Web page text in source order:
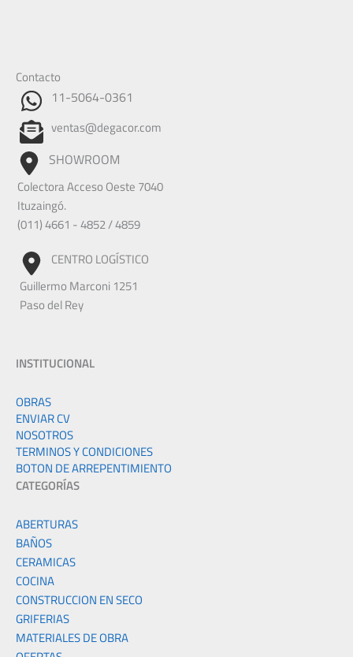
Contacto
11-5064-0361
ventas@degacor.com
SHOWROOM
Colectora Acceso Oeste 7040
Ituzaingó.
(011) 4661 - 4852 / 4859
CENTRO LOGÍSTICO
Guillermo Marconi 1251
Paso del Rey
INSTITUCIONAL
OBRAS
ENVIAR CV
NOSOTROS
TERMINOS Y CONDICIONES
BOTON DE ARREPENTIMIENTO
CATEGORÍAS
ABERTURAS
BAÑOS
CERAMICAS
COCINA
CONSTRUCCION EN SECO
GRIFERIAS
MATERIALES DE OBRA